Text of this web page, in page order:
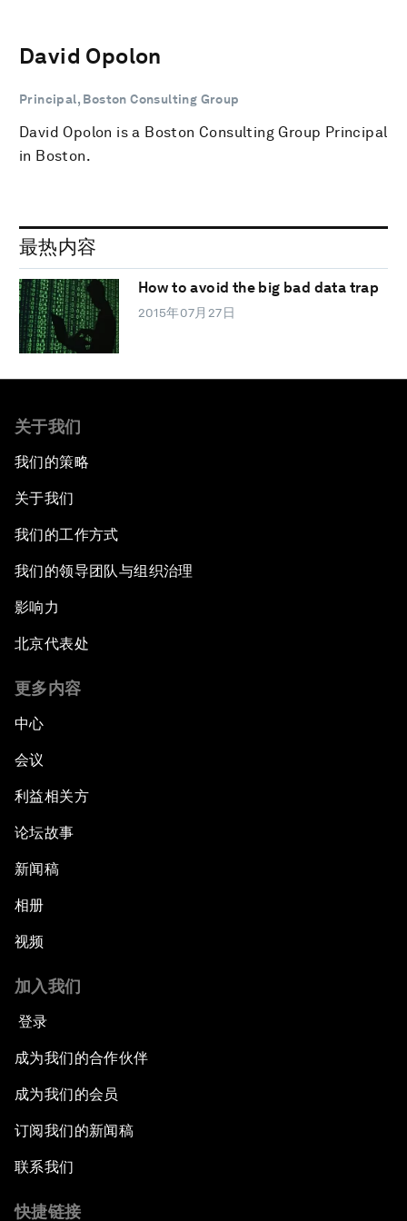
David Opolon
Principal, Boston Consulting Group
David Opolon is a Boston Consulting Group Principal
in Boston.
最热内容
How to avoid the big bad data trap
2015年07月27日
关于我们
我们的策略
关于我们
我们的工作方式
我们的领导团队与组织治理
影响力
北京代表处
更多内容
中心
会议
利益相关方
论坛故事
新闻稿
相册
视频
加入我们
登录
成为我们的合作伙伴
成为我们的会员
订阅我们的新闻稿
联系我们
快捷链接